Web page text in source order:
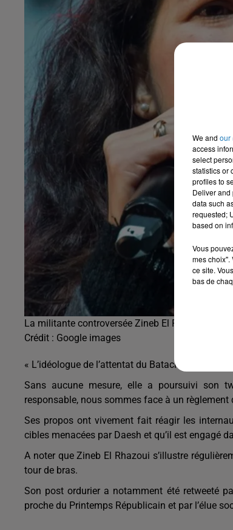
La militante controversée Zineb El Rhazoui a
Crédit : Google images
« L’idéologue de l’attentat du Bataclan, victime
Sans aucune mesure, elle a poursuivi son
responsable, nous sommes face à un
Ses propos ont vivement fait réagir les
cibles menacées par Daesh et qu’il est engagé
A noter que Zineb El Rhazoui s’illustre
tour de bras.
Son post ordurier a notamment été retweeté
proche du Printemps Républicain et par l’élue
We and our
access
select
statistics or
profiles to
Deliver and
data such
requested;
based on
Vous
mes choix".
ce site.
bas de